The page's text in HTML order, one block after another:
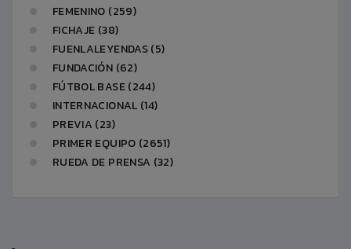
FEMENINO (259)
FICHAJE (38)
FUENLALEYENDAS (5)
FUNDACIÓN (62)
FÚTBOL BASE (244)
INTERNACIONAL (14)
PREVIA (23)
PRIMER EQUIPO (2651)
RUEDA DE PRENSA (32)